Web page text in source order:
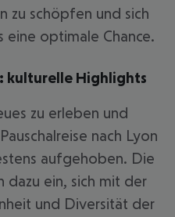
zu schöpfen und sich
eine optimale Chance.
kulturelle Highlights
zu erleben und
nach Lyon
aufgehoben. Die
dazu ein, sich mit der
und Diversität der